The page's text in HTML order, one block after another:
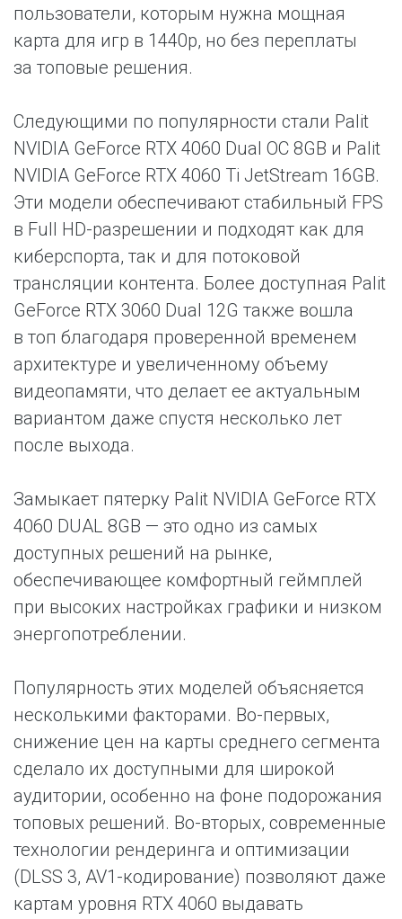
пользователи, которым нужна мощная
карта для игр в 1440p, но без переплаты
за топовые решения.
Следующими по популярности стали Palit
NVIDIA GeForce RTX 4060 Dual OC 8GB и Palit
NVIDIA GeForce RTX 4060 Ti JetStream 16GB.
Эти модели обеспечивают стабильный FPS
в Full HD-разрешении и подходят как для
киберспорта, так и для потоковой
трансляции контента. Более доступная Palit
GeForce RTX 3060 Dual 12G также вошла
в топ благодаря проверенной временем
архитектуре и увеличенному объему
видеопамяти, что делает ее актуальным
вариантом даже спустя несколько лет
после выхода.
Замыкает пятерку Palit NVIDIA GeForce RTX
4060 DUAL 8GB — это одно из самых
доступных решений на рынке,
обеспечивающее комфортный геймплей
при высоких настройках графики и низком
энергопотреблении.
Популярность этих моделей объясняется
несколькими факторами. Во-первых,
снижение цен на карты среднего сегмента
сделало их доступными для широкой
аудитории, особенно на фоне подорожания
топовых решений. Во-вторых, современные
технологии рендеринга и оптимизации
(DLSS 3, AV1-кодирование) позволяют даже
картам уровня RTX 4060 выдавать